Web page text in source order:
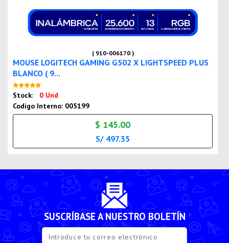
( 910-006170 )
MOUSE LOGITECH GAMING G502 X LIGHTSPEED PLUS
BLANCO ( 9...
Stock:
0 Und
Codigo Interno: 005199
$ 145.00
S/ 497.35
SUSCRÍBASE A NUESTRO BOLETÍN